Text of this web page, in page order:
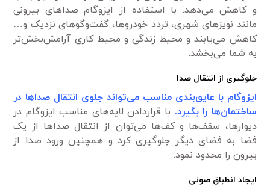
و کاهش می‌دهد. با استفاده از ایزوگام صداهای بیرونی
مانند نویزهای شهری، تردد خودروها، گفت‌وگو‌های نزدیک و…
کاهش می‌یابند و محیط زندگی و محیط کاری آرامش‌بخش‌تر
به شما می‌بخشد.
جلوگیری از انتقال صدا
ایزوگام با عایق‌بندی مناسب می‌تواند جلوی انتقال صداها در
ساختمان‌ها را بگیرد. با قراردادن لایه‌های مناسب ایزوگام در
دیوارها، سقف‌ها و کف‌ها می‌توان از انتقال صداها از یک
فضا به فضای دیگر جلوگیری کرد و همچنین ورود صدا از
بیرون را محدود نمود.
ایجاد انطباق صوتی